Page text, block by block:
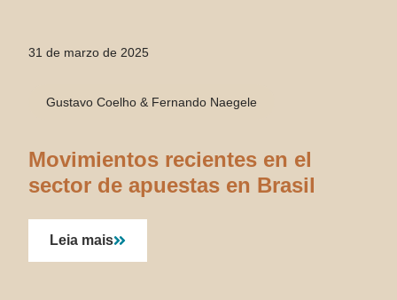
31 de marzo de 2025
Gustavo Coelho & Fernando Naegele
Movimientos recientes en el
sector de apuestas en Brasil
Leia mais